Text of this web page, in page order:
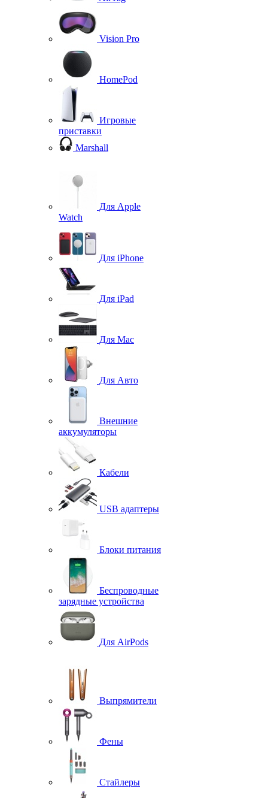
Vision Pro
HomePod
Игровые
приставки
Marshall
Для Apple
Watch
Для iPhone
Для iPad
Для Mac
Для Авто
Внешние
аккумуляторы
Кабели
USB адаптеры
Блоки питания
Беспроводные
зарядные устройства
Для AirPods
Выпрямители
Фены
Стайлеры